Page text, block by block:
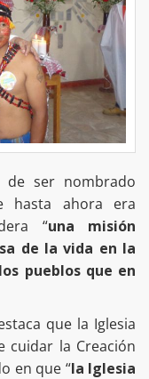
de ser nombrado
hasta ahora era
“una misión
de la vida en la
pueblos que en
que la Iglesia
cuidar la Creación
en que “la Iglesia